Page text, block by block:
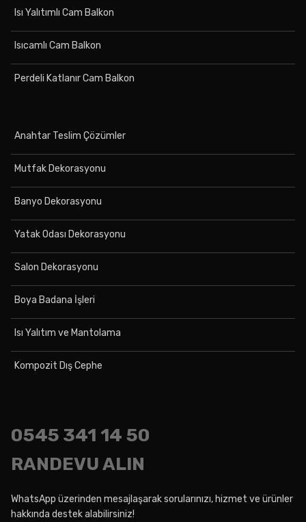
Isı Yalıtımlı Cam Balkon
Isıcamlı Cam Balkon
Perdeli Katlanır Cam Balkon
Anahtar Teslim Çözümler
Mutfak Dekorasyonu
Banyo Dekorasyonu
Yatak Odası Dekorasyonu
Salon Dekorasyonu
Boya Badana İşleri
Isı Yalıtım ve Mantolama
Kompozit Dış Cephe
0545 341 14 50
RANDEVU ALIN
WhatsApp üzerinden mesajlaşarak sorularınızı, hizmet ve ürünler
hakkında destek alabilirsiniz!